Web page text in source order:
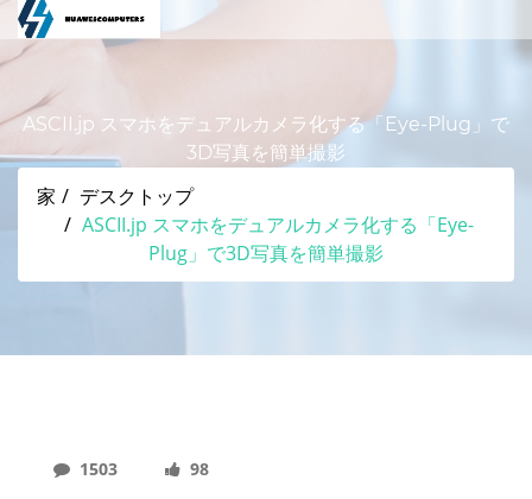
ASCII.jp スマホをデュアルカメラ化する「Eye-Plug」で
3D写真を簡単撮影
家
デスクトップ
ASCII.jp スマホをデュアルカメラ化する「Eye-
Plug」で3D写真を簡単撮影
1503 98